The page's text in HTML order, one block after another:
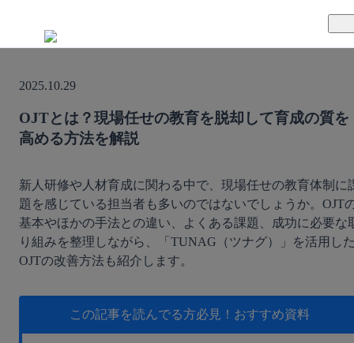
TUNAGの特徴
サポート体制
セキュリティ体制
料金案内
導入事例
活用方法
運営会社
セミナー
2025.10.29
OJTとは？現場任せの教育を脱却して育成の質を
高める方法を解説
新人研修や人材育成に関わる中で、現場任せの教育体制に
題を感じている担当者も多いのではないでしょうか。OJT
基本やほかの手法との違い、よくある課題、成功に必要な
り組みを整理しながら、「TUNAG（ツナグ）」を活用し
OJTの改善方法も紹介します。
この記事を読んでる方必見！ おすすめ資料